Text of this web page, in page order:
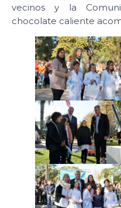
vecinos y la
chocolate caliente